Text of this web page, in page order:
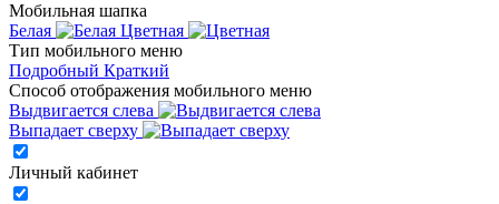
Мобильная шапка
Белая
Цветная
Тип мобильного меню
Подробный Краткий
Способ отображения мобильного меню
Выдвигается слева
Выпадает сверху
Личный кабинет